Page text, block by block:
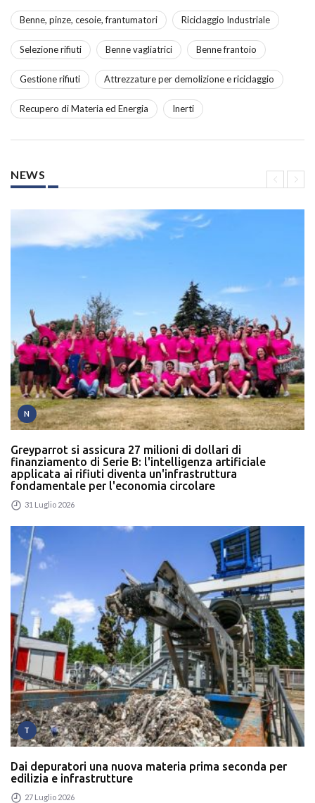
Benne, pinze, cesoie, frantumatori Riciclaggio Industriale
Selezione rifiuti Benne vagliatrici Benne frantoio
Gestione rifiuti Attrezzature per demolizione e riciclaggio
Recupero di Materia ed Energia Inerti
NEWS
N
Greyparrot si assicura 27 milioni di dollari di
finanziamento di Serie B: l'intelligenza artificiale
applicata ai rifiuti diventa un'infrastruttura
fondamentale per l'economia circolare
31 Luglio 2026
T
Dai depuratori una nuova materia prima seconda per
edilizia e infrastrutture
27 Luglio 2026